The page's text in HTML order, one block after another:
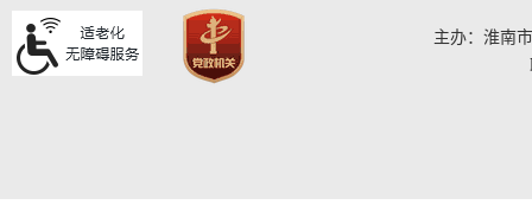
主办：淮南